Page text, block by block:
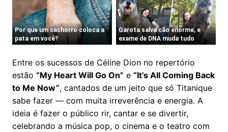
Entre os sucessos de Céline Dion no repertório
estão “My Heart Will Go On” e “It’s All Coming Back
to Me Now”, cantados de um jeito que só Titanique
sabe fazer — com muita irreverência e energia. A
ideia é fazer o público rir, cantar e se divertir,
celebrando a música pop, o cinema e o teatro com